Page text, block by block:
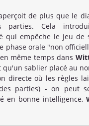
de plus que le
parties. Cela
qui empêche le jeu de
phase orale "non
même temps dans
sablier placé au
directe où les règles
parties) - on peut
en bonne intelligence,